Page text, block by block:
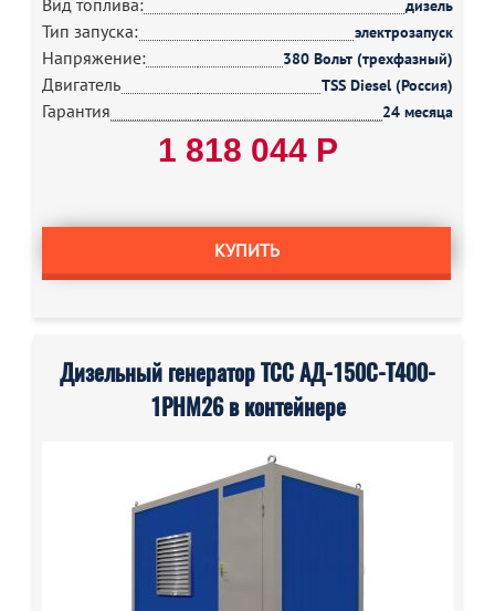
Вид топлива: дизель
Тип запуска: электрозапуск
Напряжение: 380 Вольт (трехфазный)
Двигатель TSS Diesel (Россия)
Гарантия 24 месяца
1 818 044 Р
КУПИТЬ
Дизельный генератор ТСС АД-150С-Т400-
1РНМ26 в контейнере